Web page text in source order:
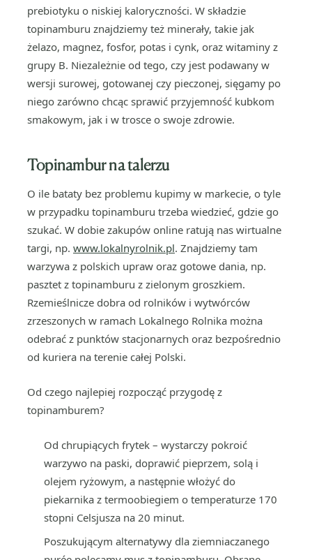
prebiotyku o niskiej kaloryczności. W składzie
topinamburu znajdziemy też minerały, takie jak
żelazo, magnez, fosfor, potas i cynk, oraz witaminy z
grupy B. Niezależnie od tego, czy jest podawany w
wersji surowej, gotowanej czy pieczonej, sięgamy po
niego zarówno chcąc sprawić przyjemność kubkom
smakowym, jak i w trosce o swoje zdrowie.
Topinambur na talerzu
O ile bataty bez problemu kupimy w markecie, o tyle
w przypadku topinamburu trzeba wiedzieć, gdzie go
szukać. W dobie zakupów online ratują nas wirtualne
targi, np. www.lokalnyrolnik.pl. Znajdziemy tam
warzywa z polskich upraw oraz gotowe dania, np.
pasztet z topinamburu z zielonym groszkiem.
Rzemieślnicze dobra od rolników i wytwórców
zrzeszonych w ramach Lokalnego Rolnika można
odebrać z punktów stacjonarnych oraz bezpośrednio
od kuriera na terenie całej Polski.
Od czego najlepiej rozpocząć przygodę z
topinamburem?
Od chrupiących frytek – wystarczy pokroić
warzywo na paski, doprawić pieprzem, solą i
olejem ryżowym, a następnie włożyć do
piekarnika z termoobiegiem o temperaturze 170
stopni Celsjusza na 20 minut.
Poszukującym alternatywy dla ziemniaczanego